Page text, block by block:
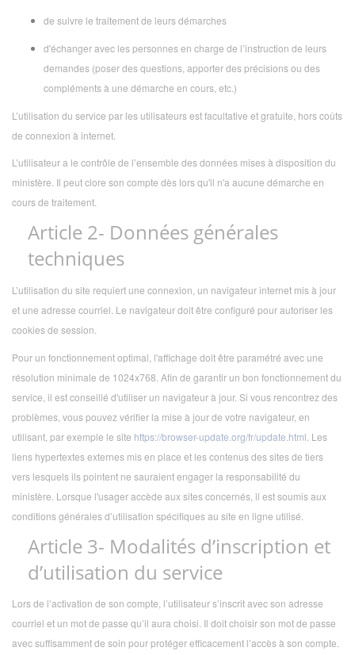
de suivre le traitement de leurs démarches
d'échanger avec les personnes en charge de l’instruction de leurs
demandes (poser des questions, apporter des précisions ou des
compléments à une démarche en cours, etc.)
L’utilisation du service par les utilisateurs est facultative et gratuite, hors coûts
de connexion à internet.
L’utilisateur a le contrôle de l’ensemble des données mises à disposition du
ministère. Il peut clore son compte dès lors qu'il n'a aucune démarche en
cours de traitement.
Article 2- Données générales
techniques
L’utilisation du site requiert une connexion, un navigateur internet mis à jour
et une adresse courriel. Le navigateur doit être configuré pour autoriser les
cookies de session.
Pour un fonctionnement optimal, l'affichage doit être paramétré avec une
résolution minimale de 1024x768. Afin de garantir un bon fonctionnement du
service, il est conseillé d'utiliser un navigateur à jour. Si vous rencontrez des
problèmes, vous pouvez vérifier la mise à jour de votre navigateur, en
utilisant, par exemple le site https://browser-update.org/fr/update.html . Les
liens hypertextes externes mis en place et les contenus des sites de tiers
vers lesquels ils pointent ne sauraient engager la responsabilité du
ministère . Lorsque l'usager accède aux sites concernés, il est soumis aux
conditions générales d’utilisation spécifiques au site en ligne utilisé.
Article 3- Modalités d’inscription et
d’utilisation du service
Lors de l’activation de son compte, l’utilisateur s’inscrit avec son adresse
courriel et un mot de passe qu’il aura choisi. Il doit choisir son mot de passe
avec suffisamment de soin pour protéger efficacement l’accès à son compte.